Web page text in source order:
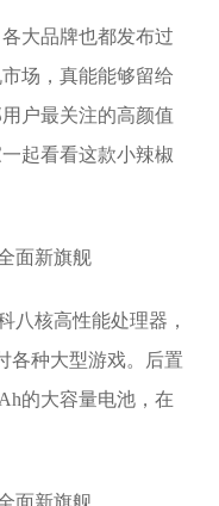
大品牌也都发布过
场，真能能够留给
户最关注的高颜值
起看看这款小辣椒
八核高性能处理器，
各种大型游戏。后置
的大容量电池，在